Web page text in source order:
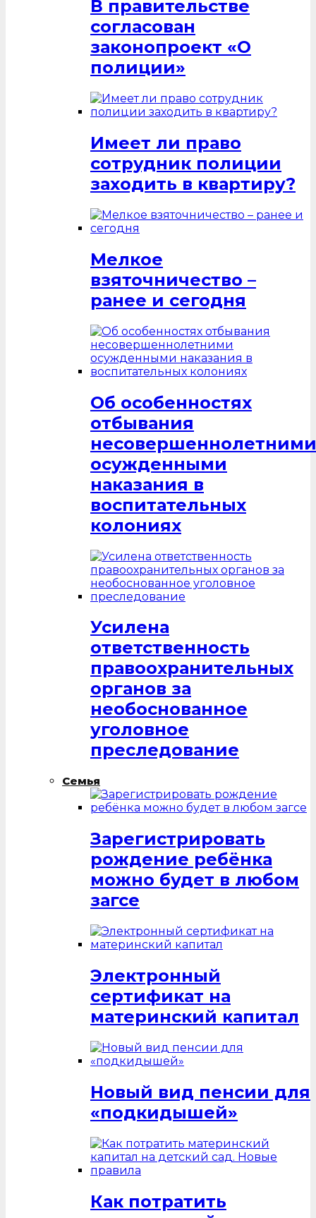
В правительстве
согласован
законопроект «О
полиции»
Имеет ли право
сотрудник полиции
заходить в квартиру?
Мелкое
взяточничество –
ранее и сегодня
Об особенностях
отбывания
несовершеннолетними
осужденными
наказания в
воспитательных
колониях
Усилена
ответственность
правоохранительных
органов за
необоснованное
уголовное
преследование
Семья
Зарегистрировать
рождение ребёнка
можно будет в любом
загсе
Электронный
сертификат на
материнский капитал
Новый вид пенсии для
«подкидышей»
Как потратить